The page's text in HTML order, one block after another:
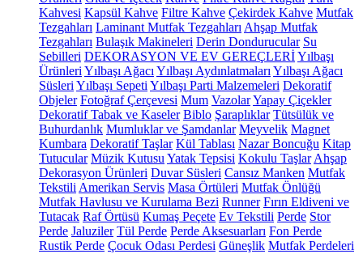
Kahvesi Kapsül Kahve Filtre Kahve Çekirdek Kahve Mutfak
Tezgahları Laminant Mutfak Tezgahları Ahşap Mutfak
Tezgahları Bulaşık Makineleri Derin Dondurucular Su
Sebilleri DEKORASYON VE EV GEREÇLERİYılbaşı
Ürünleri Yılbaşı Ağacı Yılbaşı Aydınlatmaları Yılbaşı Ağacı
Süsleri Yılbaşı Sepeti Yılbaşı Parti Malzemeleri Dekoratif
Objeler Fotoğraf Çerçevesi Mum VazolarYapay Çiçekler
Dekoratif Tabak ve Kaseler Biblo Şaraplıklar Tütsülük ve
Buhurdanlık Mumluklar ve Şamdanlar Meyvelik Magnet
Kumbara Dekoratif Taşlar Kül Tablası Nazar Boncuğu Kitap
Tutucular Müzik Kutusu Yatak Tepsisi Kokulu Taşlar Ahşap
Dekorasyon Ürünleri Duvar Süsleri Cansız Manken Mutfak
Tekstili Amerikan Servis Masa Örtüleri Mutfak Önlüğü
Mutfak Havlusu ve Kurulama Bezi Runner Fırın Eldiveni ve
Tutacak Raf Örtüsü Kumaş Peçete Ev Tekstili Perde Stor
Perde Jaluziler Tül Perde Perde Aksesuarları Fon Perde
Rustik Perde Çocuk Odası Perdesi Güneşlik Mutfak Perdeleri